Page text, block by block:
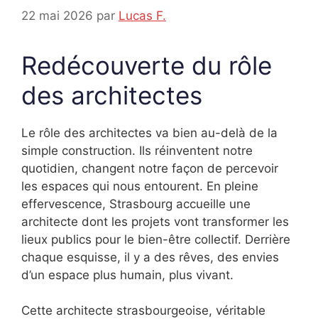
22 mai 2026 par Lucas F.
Redécouverte du rôle
des architectes
Le rôle des architectes va bien au-delà de la
simple construction. Ils réinventent notre
quotidien, changent notre façon de percevoir
les espaces qui nous entourent. En pleine
effervescence, Strasbourg accueille une
architecte dont les projets vont transformer les
lieux publics pour le bien-être collectif. Derrière
chaque esquisse, il y a des rêves, des envies
d’un espace plus humain, plus vivant.
Cette architecte strasbourgeoise, véritable